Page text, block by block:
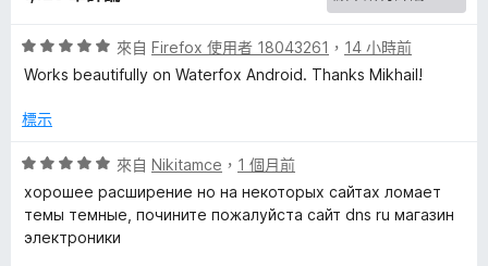
u
n
a
n
評
價
分
滿
來自 Firefox 使用者 18043261 ， 14 小時前
Works beautifully on Waterfox Android. Thanks Mikhail!
標示
評
價
5
分
來自 Nikitamce ， 1 個月前
хорошее расширение но на некоторых сайтах ломает
темы темные, почините пожалуйста сайт dns ru магазин
электроники